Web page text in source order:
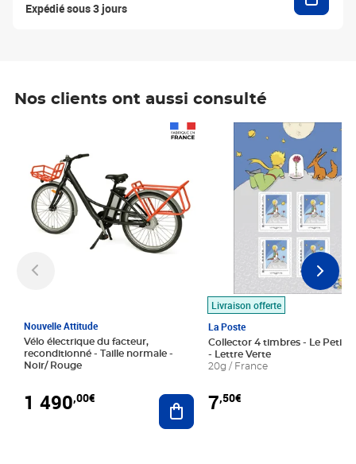
Expédié sous 3 jours
Nos clients ont aussi consulté
Nouvelle Attitude
Vélo électrique du facteur,
reconditionné - Taille normale -
Noir/ Rouge
1 490,00€ Ajouter au panier
Livraison offerte
La Poste
Collector 4 timbres - Le Petit
- Lettre Verte
20g / France
7,50€
Prix 7,50€